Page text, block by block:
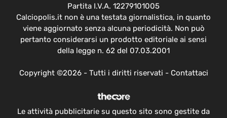
Partita I.V.A. 12279101005
Calciopolis.it non è una testata giornalistica, in quanto
viene aggiornato senza alcuna periodicità. Non può
pertanto considerarsi un prodotto editoriale ai sensi
della legge n. 62 del 07.03.2001
Copyright ©2026 - Tutti i diritti riservati - Contattaci
Le attività pubblicitarie su questo sito sono gestite da